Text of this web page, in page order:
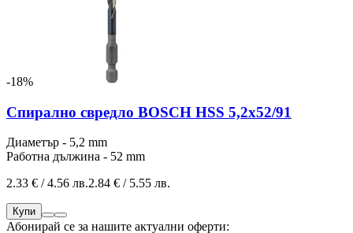
-18%
Спирално свредло BOSCH HSS 5,2x52/91
Диаметър - 5,2 mm
Работна дължина - 52 mm
2.33 € / 4.56 лв.2.84 € / 5.55 лв.
Купи
Абонирай се за нашите актуални оферти: